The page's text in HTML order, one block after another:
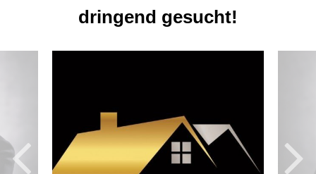
dringend gesucht!